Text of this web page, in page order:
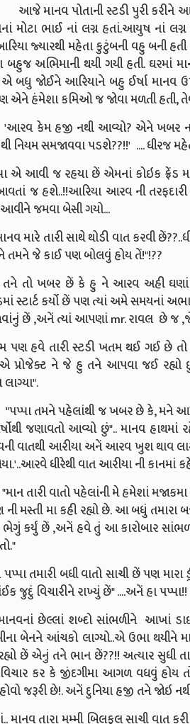
પોતાની સ્ટડી પુરી કરીને
મોટા ભાઈ નાં લગ્ન હતાં.આયુષ નાં
જ્યારથીમહેતા કુટુંબની વહુ બની
બહુજ અભિમાની થયી ગયી હતી. ઘરમાં
બધુ જોઈને આરિયાને બહુ ઈર્ષા માનવ
એને હંમેશા કમિઓ જ જોવા મળતી હતી,
કેમ હજી નથી આવ્યો? એને ખબર
નિયમ સમજાવવા પડશે??!!' .... ધીરજ
એ આવી જ રહયા છેં એમનાં કોઇક ફ્રેંડ
જ હશે..!!આરિયા આરવ ની તરફદારી
જમવા બેસી ગયો...
મારે તારી સાથે થોડી વાત કરવી
તમને જે કાઈ પણ બોલવું હોય તેં!"!??
તને તો ખબર છેં કે હુ ને આરવ અહી ઘણાં
સ્ટાર્ટ કર્યો છેં પણ ત્યાં અમે સમયનાં
છેં ,અનેં ત્યાં આપણાં mr. રાવલ છે જ
હવે તારી સ્ટડી ખતમ થઈ ગઈ છે
પ્રોજેક્ટ ને જે હુ તને આપવા જઈ
તમને પહેલાંથી જ ખબર છે કે, મને
જણાવતો આવ્યો છું".. માનવ હાથમાં
વાતથી આરીયા અનેં આરવ ખુશ થાવ
ધીરેથી વાત આરીયા ની કાનમાં
તારી વાતો પહેલાંની મે હમેશાં
મસ્તી મા કહી રહ્યો છે. આ બધું તમારા
કર્યું છેં ,અનેં હવે તું આ કારોબાર
તમારી બધી વાતો સાચી છેં પણ
જુદું વિચારીને રાખ્યું છેં" ....અનેં હા
છેલ્લાં શબ્દો સાંભળીને આખાં
બેનને આંચકો લાગ્યો..એ ઉભા થયીને
છેં એનું તને ભાન છેં??!! અત્યાર સુધી
કર કે જીંદગીમા આગળ વધવું હોય
હોવો જરૂરી છે!. અનેં દુનિયા હજી તને જોઇ
માનવ તારા મમ્મી બિલકુલ સાચી વાત